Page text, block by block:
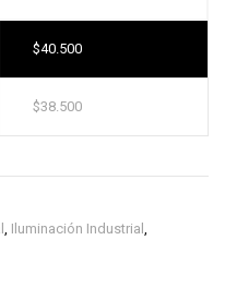
$40.500
$38.500
, Iluminación Industrial ,